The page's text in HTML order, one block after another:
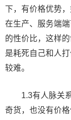
下，有价格优势
在生产、服务端
的性价比，这样
是耗死自己和人
较难。
1.3有人脉关系
奇货，也没有价